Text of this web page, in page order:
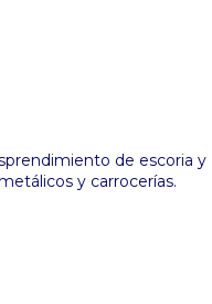
de escoria y
y carrocerías.